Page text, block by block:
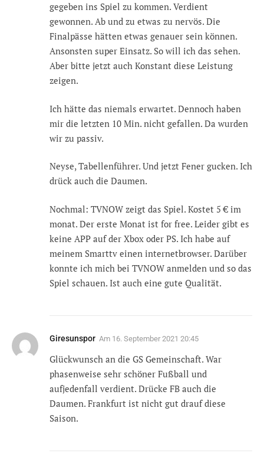
gegeben ins Spiel zu kommen. Verdient
gewonnen. Ab und zu etwas zu nervös. Die
Finalpässe hätten etwas genauer sein können.
Ansonsten super Einsatz. So will ich das sehen.
Aber bitte jetzt auch Konstant diese Leistung
zeigen.
Ich hätte das niemals erwartet. Dennoch haben
mir die letzten 10 Min. nicht gefallen. Da wurden
wir zu passiv.
Neyse, Tabellenführer. Und jetzt Fener gucken. Ich
drück auch die Daumen.
Nochmal: TVNOW zeigt das Spiel. Kostet 5 € im
monat. Der erste Monat ist for free. Leider gibt es
keine APP auf der Xbox oder PS. Ich habe auf
meinem Smarttv einen internetbrowser. Darüber
konnte ich mich bei TVNOW anmelden und so das
Spiel schauen. Ist auch eine gute Qualität.
Giresunspor Am 16. September 2021 20:45
Glückwunsch an die GS Gemeinschaft. War
phasenweise sehr schöner Fußball und
aufjedenfall verdient. Drücke FB auch die
Daumen. Frankfurt ist nicht gut drauf diese
Saison.